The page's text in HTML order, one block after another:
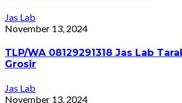
Jas Lab
November 13, 2024
TLP/WA 08129291318 Jas Lab
Grosir
Jas Lab
November 13, 2024